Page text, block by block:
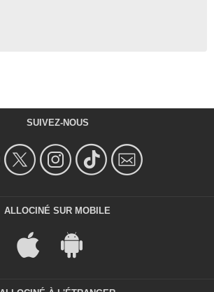
SUIVEZ-NOUS
ALLOCINÉ SUR MOBILE